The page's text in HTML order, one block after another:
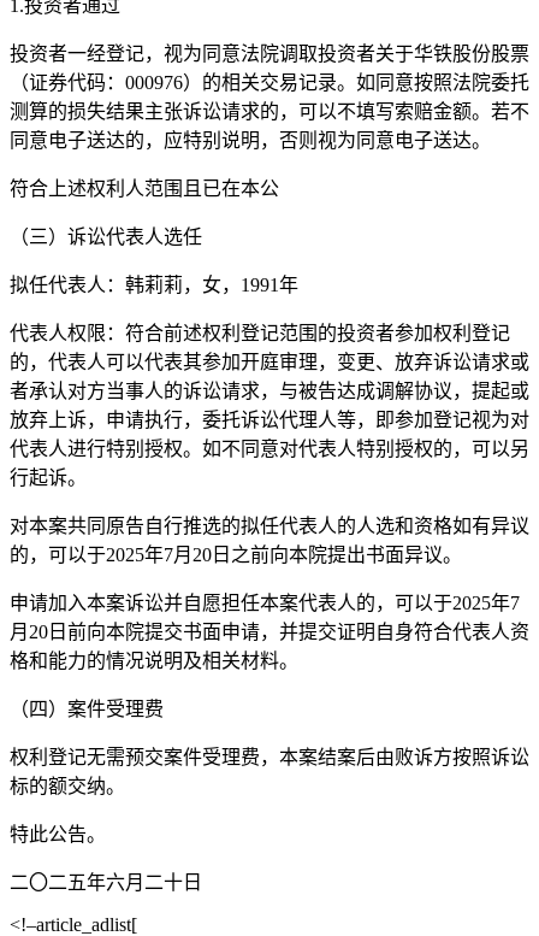
1.投资者通过
投资者一经登记，视为同意法院调取投资者关于华铁股份股票
（证券代码：000976）的相关交易记录。如同意按照法院委托
测算的损失结果主张诉讼请求的，可以不填写索赔金额。若不
同意电子送达的，应特别说明，否则视为同意电子送达。
符合上述权利人范围且已在本公
（三）诉讼代表人选任
拟任代表人：韩莉莉，女，1991年
代表人权限：符合前述权利登记范围的投资者参加权利登记
的，代表人可以代表其参加开庭审理，变更、放弃诉讼请求或
者承认对方当事人的诉讼请求，与被告达成调解协议，提起或
放弃上诉，申请执行，委托诉讼代理人等，即参加登记视为对
代表人进行特别授权。如不同意对代表人特别授权的，可以另
行起诉。
对本案共同原告自行推选的拟任代表人的人选和资格如有异议
的，可以于2025年7月20日之前向本院提出书面异议。
申请加入本案诉讼并自愿担任本案代表人的，可以于2025年7
月20日前向本院提交书面申请，并提交证明自身符合代表人资
格和能力的情况说明及相关材料。
（四）案件受理费
权利登记无需预交案件受理费，本案结案后由败诉方按照诉讼
标的额交纳。
特此公告。
二〇二五年六月二十日
<!–article_adlist[